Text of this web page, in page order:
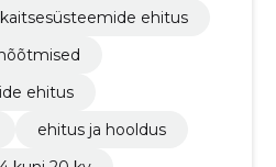
ehitus
ehitus
ehitus ja hooldus